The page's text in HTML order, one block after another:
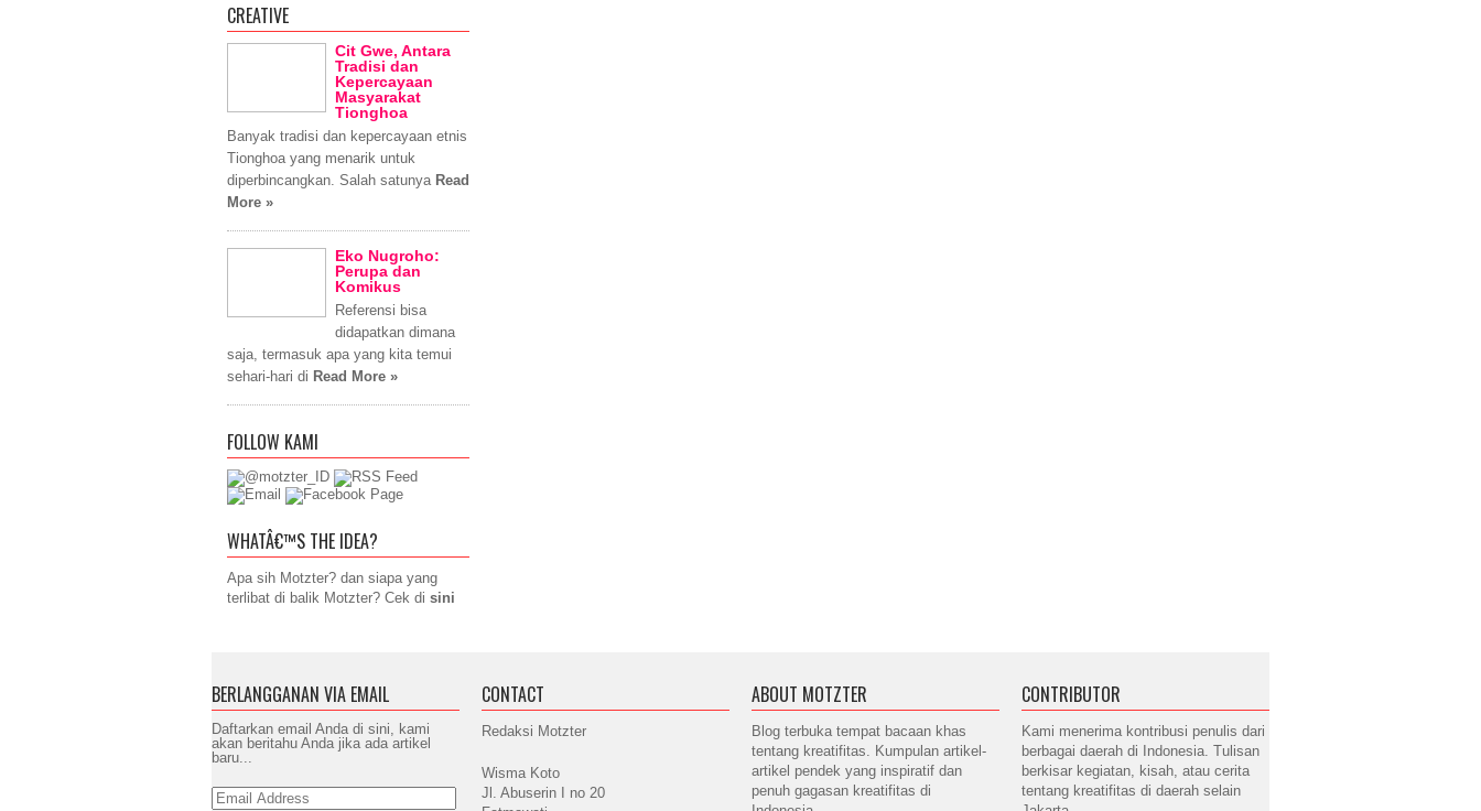
CREATIVE
Cit Gwe, Antara
Tradisi dan
Kepercayaan
Masyarakat
Tionghoa
Banyak tradisi dan kepercayaan etnis
Tionghoa yang menarik untuk
diperbincangkan. Salah satunya Read
More »
Eko Nugroho:
Perupa dan
Komikus
Referensi bisa
didapatkan dimana
saja, termasuk apa yang kita temui
sehari-hari di Read More »
FOLLOW KAMI
WHATÂ€™S THE IDEA?
Apa sih Motzter? dan siapa yang
terlibat di balik Motzter? Cek di sini
BERLANGGANAN VIA EMAIL
Daftarkan email Anda di sini, kami
akan beritahu Anda jika ada artikel
baru...
Email
CONTACT
Redaksi Motzter
Wisma Koto
Jl. Abuserin I no 20
ABOUT MOTZTER
Blog terbuka tempat bacaan khas
tentang kreatifitas. Kumpulan artikel-
artikel pendek yang inspiratif dan
penuh gagasan kreatifitas di
CONTRIBUTOR
Kami menerima kontribusi penulis dari
berbagai daerah di Indonesia. Tulisan
berkisar kegiatan, kisah, atau cerita
tentang kreatifitas di daerah selain